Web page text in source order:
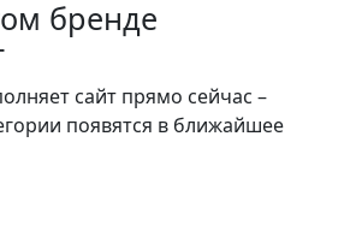
бренде
сайт прямо сейчас –
появятся в ближайшее